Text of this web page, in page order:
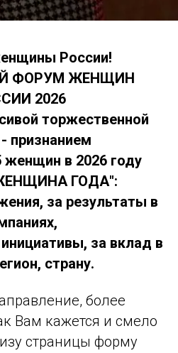
России!
ФОРУМ ЖЕНЩИН
2026
торжественной
признанием
в 2026 году
ГОДА":
за результаты в
за вклад в
страну.
более
Вам кажется и смело
страницы форму